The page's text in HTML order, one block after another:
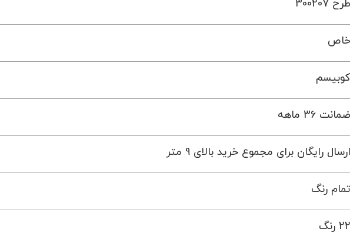
طرح 300207
خاص
کوبیسم
ضمانت 36 ماهه
ارسال رایگان برای مجموع خرید بالای 9 متر
تمام رنگ
22 رنگ